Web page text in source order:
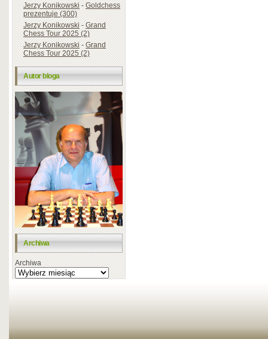
Jerzy Konikowski-Goldchess
prezentuje (300)
Jerzy Konikowski-Grand
Chess Tour 2025 (2)
Jerzy Konikowski-Grand
Chess Tour 2025 (2)
Autor bloga
Archiwa
Archiwa